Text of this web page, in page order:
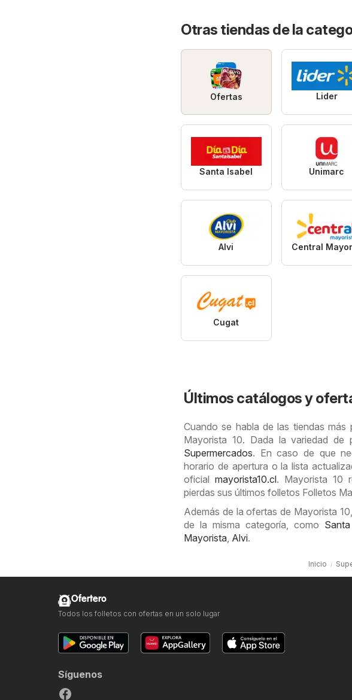
Otras tiendas de la
Ofertas Lider
Santa Isabel Unimarc
Alvi
Cugat
Últimos catálogos y
Cuando se habla de las tiendas más
Mayorista 10. Dada la variedad
Supermercados. En caso de que
horario de apertura o la lista
oficial mayorista10.cl. Mayorista 10
pierdas sus últimos folletos Folletos
Además de la ofertas de Mayorista
de la misma categoría, como
Mayorista, Alvi.
Inicio
Ofertero
Todos los folletos con ofertas en un solo lugar
Síguenos